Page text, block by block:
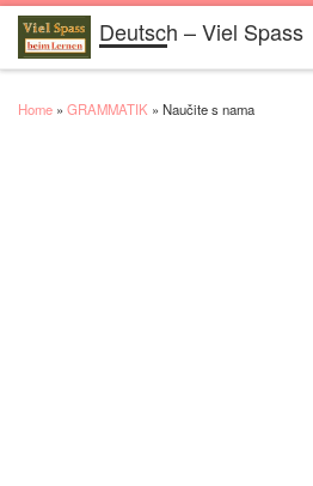
Skip to contentDeutsch – Viel Spass
Home » GRAMMATIK » Naučite s nama